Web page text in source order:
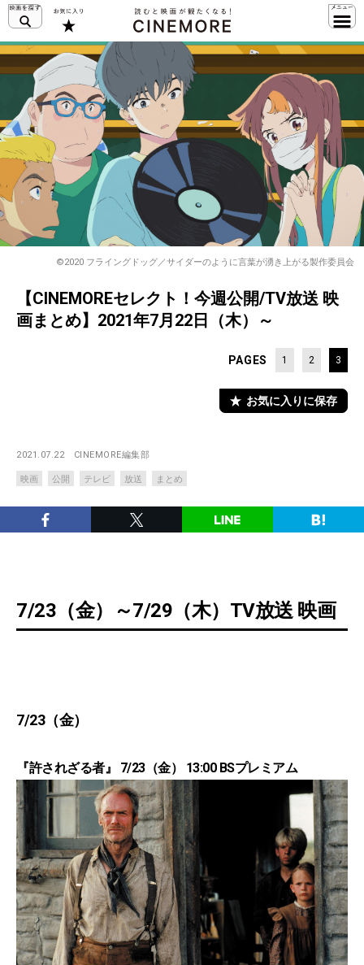
©2020 フライングドッグ／サイダーのように⾔葉が湧き上がる製作委員会
【CINEMOREセレクト！今週公開/TV放送 映
画まとめ】2021年7月22日（木）～
PAGES 1 2 3
お気に入りに保存
2021.07.22 CINEMORE編集部
映画 公開 テレビ 放送 まとめ
7/23（金）～7/29（木）TV放送 映画
7/23（金）
『許されざる者』 7/23（金） 13:00 BSプレミアム